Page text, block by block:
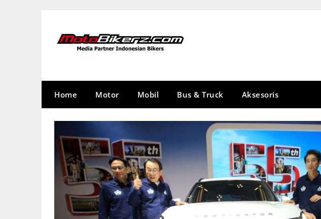
Home Motor Mobil Bus & Truck Aksesoris